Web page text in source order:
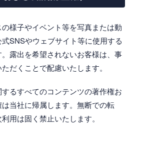
様子やイベント等を写真または動
SNSやウェブサイト等に使用する
露出を希望されないお客様は、事
だくことで配慮いたします。
るすべてのコンテンツの著作権お
当社に帰属します。無断での転
用は固く禁止いたします。